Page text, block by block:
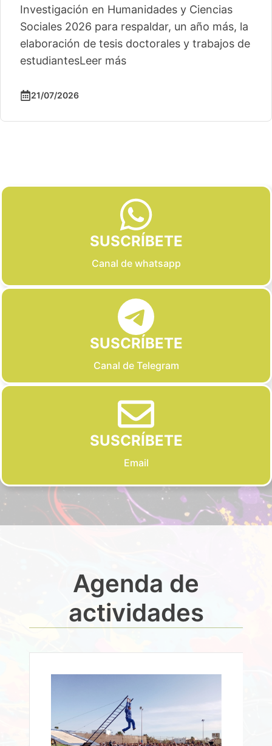
Investigación en Humanidades y Ciencias
Sociales 2026 para respaldar, un año más, la
elaboración de tesis doctorales y trabajos de
estudiantesLeer más
21/07/2026
SUSCRÍBETE
Canal de whatsapp
SUSCRÍBETE
Canal de Telegram
SUSCRÍBETE
Email
Agenda de
actividades